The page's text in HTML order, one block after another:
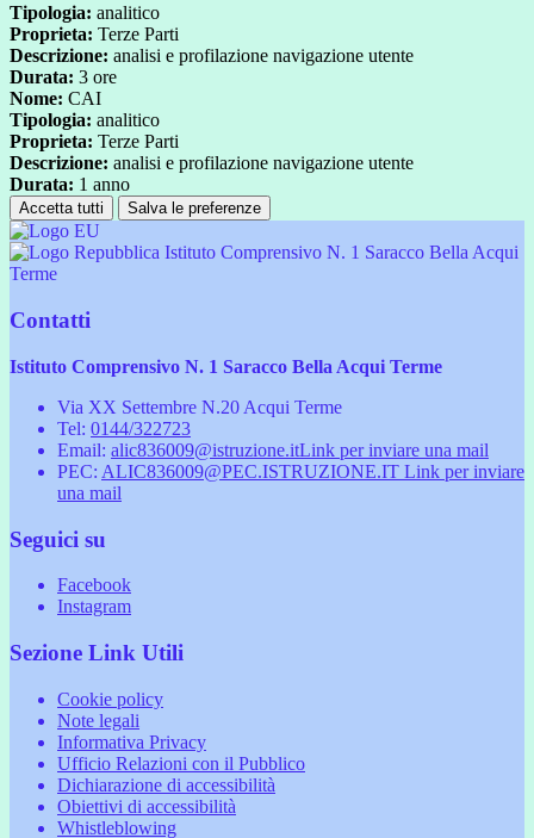
Tipologia: analitico
Proprieta: Terze Parti
Descrizione: analisi e profilazione navigazione utente
Durata: 3 ore
Nome: CAI
Tipologia: analitico
Proprieta: Terze Parti
Descrizione: analisi e profilazione navigazione utente
Durata: 1 anno
Accetta tutti Salva le preferenze
Istituto Comprensivo N. 1 Saracco Bella Acqui
Terme
Contatti
Istituto Comprensivo N. 1 Saracco Bella Acqui Terme
Via XX Settembre N.20 Acqui Terme
Tel: 0144/322723
Email: alic836009@istruzione.itLink per inviare una mail
PEC: ALIC836009@PEC.ISTRUZIONE.IT Link per inviare
una mail
Seguici su
Facebook
Instagram
Sezione Link Utili
Cookie policy
Note legali
Informativa Privacy
Ufficio Relazioni con il Pubblico
Dichiarazione di accessibilità
Obiettivi di accessibilità
Whistleblowing